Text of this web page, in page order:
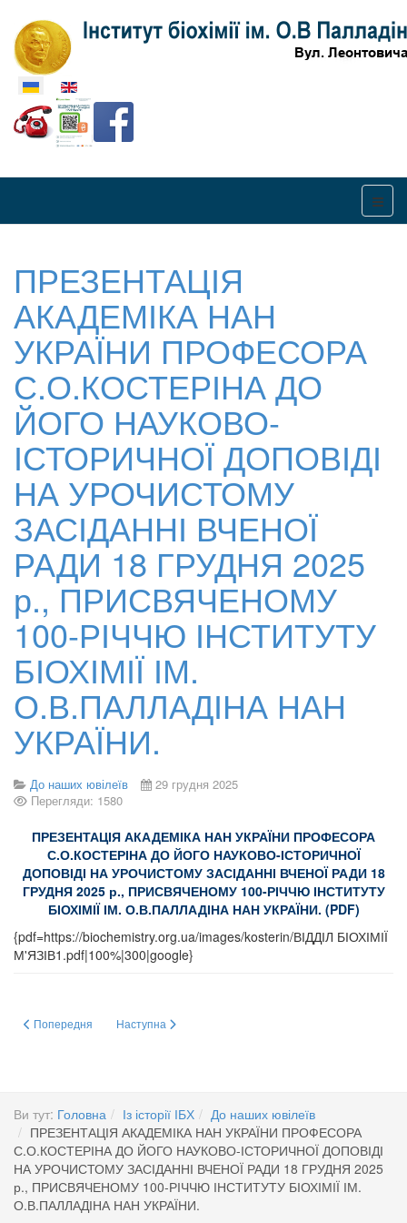
Оберіть свою мову
ПРЕЗЕНТАЦІЯ
АКАДЕМІКА НАН
УКРАЇНИ ПРОФЕСОРА
С.О.КОСТЕРІНА ДО
ЙОГО НАУКОВО-
ІСТОРИЧНОЇ ДОПОВІДІ
НА УРОЧИСТОМУ
ЗАСІДАННІ ВЧЕНОЇ
РАДИ 18 ГРУДНЯ 2025
р., ПРИСВЯЧЕНОМУ
100-РІЧЧЮ ІНСТИТУТУ
БІОХІМІЇ ІМ.
О.В.ПАЛЛАДІНА НАН
УКРАЇНИ.
До наших ювілеїв
29 грудня 2025
Перегляди: 1580
ПРЕЗЕНТАЦІЯ АКАДЕМІКА НАН УКРАЇНИ ПРОФЕСОРА
С.О.КОСТЕРІНА ДО ЙОГО НАУКОВО-ІСТОРИЧНОЇ
ДОПОВІДІ НА УРОЧИСТОМУ ЗАСІДАННІ ВЧЕНОЇ РАДИ 18
ГРУДНЯ 2025 р., ПРИСВЯЧЕНОМУ 100-РІЧЧЮ ІНСТИТУТУ
БІОХІМІЇ ІМ. О.В.ПАЛЛАДІНА НАН УКРАЇНИ. (PDF)
{pdf=https://biochemistry.org.ua/images/kosterin/ВІДДІЛ БІОХІМІЇ
М'ЯЗІВ1.pdf|100%|300|google}
Попередня стаття: ПРЕЗЕНТАЦІЯ ЗАВІДУВАЧА ВІДДІЛУ ХІМІЇ ТА
Попередня Наступна стаття: 100-РІЧЧЯ ІНСТИТУТУ БІОХІМІЇ
Наступна
Ви тут: Головна Із історії ІБХ
До наших ювілеїв
ПРЕЗЕНТАЦІЯ АКАДЕМІКА НАН УКРАЇНИ ПРОФЕСОРА
С.О.КОСТЕРІНА ДО ЙОГО НАУКОВО-ІСТОРИЧНОЇ ДОПОВІДІ
НА УРОЧИСТОМУ ЗАСІДАННІ ВЧЕНОЇ РАДИ 18 ГРУДНЯ 2025
р., ПРИСВЯЧЕНОМУ 100-РІЧЧЮ ІНСТИТУТУ БІОХІМІЇ ІМ.
О.В.ПАЛЛАДІНА НАН УКРАЇНИ.